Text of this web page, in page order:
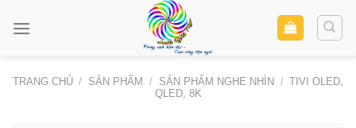
TRANG CHỦ / SẢN PHẨM / SẢN PHẨM NGHE NHÌN / TIVI OLED,
QLED, 8K